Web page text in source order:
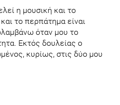
η μουσική και το
το περπάτημα είναι
όταν μου το
Εκτός δουλείας ο
κυρίως, στις δύο μου